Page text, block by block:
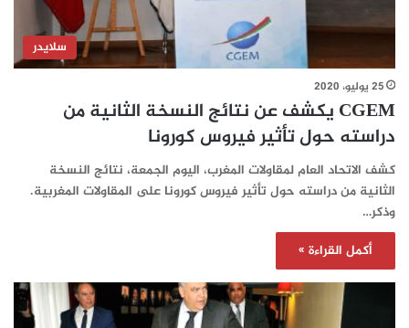
سلايدر
25 يوليو، 2020
CGEM یكشف عن نتائج النسخة الثانیة من
دراسته حول تأثیر فیروس كورونا
كشف الاتحاد العام لمقاولات المغرب، اليوم الجمعة، نتائج النسخة
الثانیة من دراسته حول تأثیر فیروس كورونا على المقاولات المغربية.
وذكر…
أكمل القراءة »